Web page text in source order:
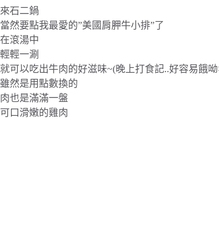
來石二鍋
當然要點我最愛的”美國肩胛牛小排”了
在滾湯中
輕輕一涮
就可以吃出牛肉的好滋味~(晚上打食記..好容易餓
雖然是用點數換的
肉也是滿滿一盤
可口滑嫩的雞肉